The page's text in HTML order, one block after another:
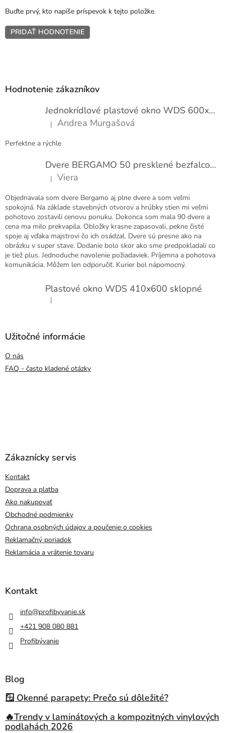
Buďte prvý, kto napíše príspevok k tejto položke.
PRIDAŤ HODNOTENIE
Hodnotenie zákazníkov
Jednokrídlové plastové okno WDS 600x1000
Hodnotenie produktu je 5 z 5 hviezdičiek.
| Andrea Murgašová
Perfektne a rýchle
Dvere BERGAMO 50 presklené bezfalcové EXTRA
Hodnotenie produktu je 5 z 5 hviezdičiek.
| Viera
Objednavala som dvere Bergamo aj plne dvere a som veľmi
spokojná. Na základe stavebných otvorov a hrúbky stien mi veľmi
pohotovo zostavili cenovu ponuku. Dokonca som mala 90 dvere a
cena ma milo prekvapila. Obložky krasne zapasovali, pekne čisté
spoje aj vďaka majstrovi čo ich osádzal. Dvere sú presne ako na
obrázku v super stave. Dodanie bolo skor ako sme predpokladali co
je tiež plus. Jednoduche navolenie požiadaviek. Príjemna a pohotova
komunikácia. Môžem len odporučiť. Kurier bol nápomocný.
Plastové okno WDS 410x600 sklopné
Hodnotenie produktu je 5 z 5 hviezdičiek.
|
Užitočné informácie
O nás
FAQ - často kladené otázky
Zákaznícky servis
Kontakt
Doprava a platba
Ako nakupovať
Obchodné podmienky
Ochrana osobných údajov a poučenie o cookies
Reklamačný poriadok
Reklamácia a vrátenie tovaru
Kontakt
info@profibyvanie.sk
+421 908 080 881
Profibývanie
Blog
🪟 Okenné parapety: Prečo sú dôležité?
🔥Trendy v laminátových a kompozitných vinylových
podlahách 2026